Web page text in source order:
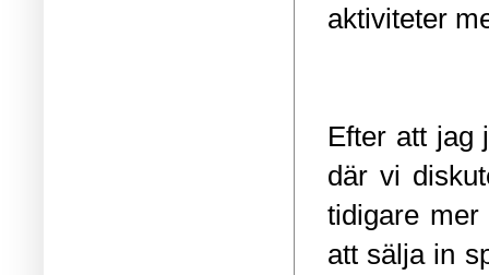
aktiviteter
Efter att jag
där vi
tidigare
att sälja in